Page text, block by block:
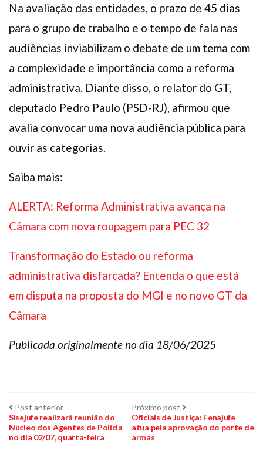
Na avaliação das entidades, o prazo de 45 dias
para o grupo de trabalho e o tempo de fala nas
audiências inviabilizam o debate de um tema com
a complexidade e importância como a reforma
administrativa. Diante disso, o relator do GT,
deputado Pedro Paulo (PSD-RJ), afirmou que
avalia convocar uma nova audiência pública para
ouvir as categorias.
Saiba mais:
ALERTA: Reforma Administrativa avança na
Câmara com nova roupagem para PEC 32
Transformação do Estado ou reforma
administrativa disfarçada? Entenda o que está
em disputa na proposta do MGI e no novo GT da
Câmara
Publicada originalmente no dia 18/06/2025
Navegação
de
Post anteriorPost
anterior:
Sisejufe realizará reunião do
Núcleo dos Agentes de Polícia
no dia 02/07, quarta-feira
Próximo post Próximo
post:
Oficiais de Justiça: Fenajufe
atua pela aprovação do porte de
armas